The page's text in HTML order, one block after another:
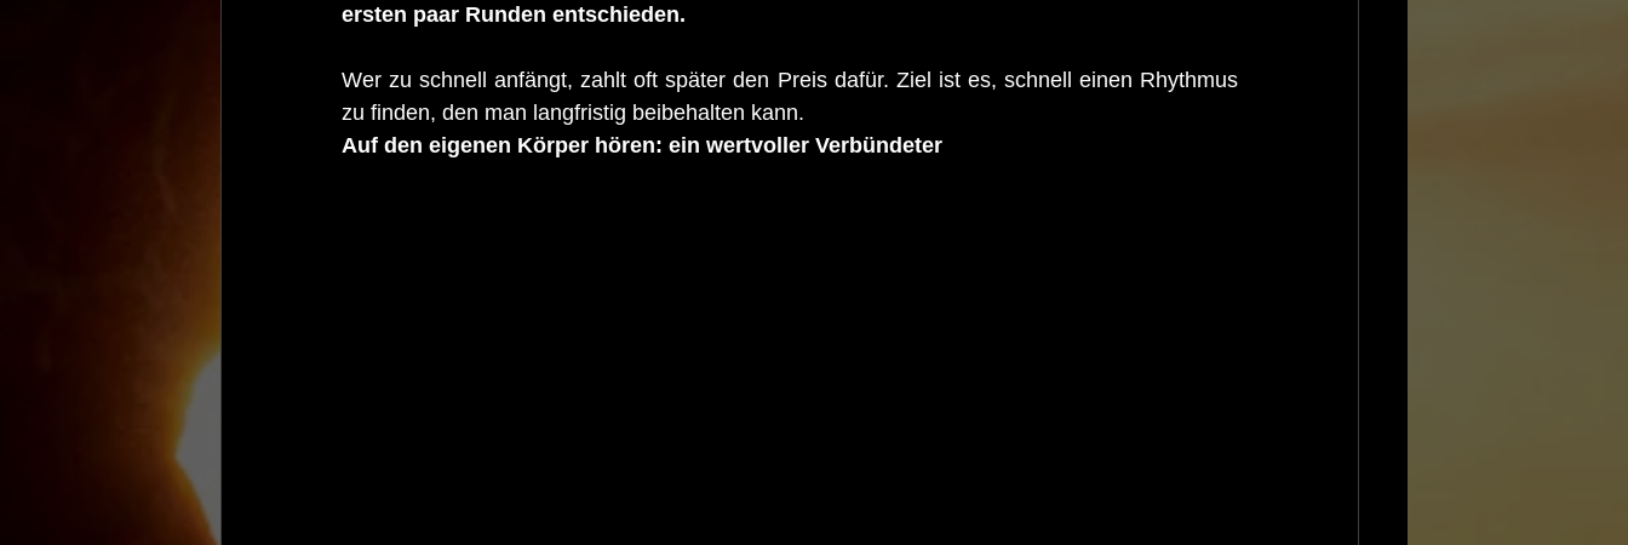
ersten paar Runden entschieden.
Wer zu schnell anfängt, zahlt oft später den Preis dafür. Ziel ist es, schnell einen Rhythmus
zu finden, den man langfristig beibehalten kann.
Auf den eigenen Körper hören: ein wertvoller Verbündeter